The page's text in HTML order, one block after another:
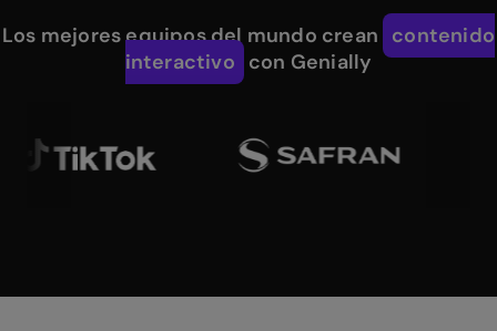
Los mejores equipos del mundo crean contenido
interactivo con Genially